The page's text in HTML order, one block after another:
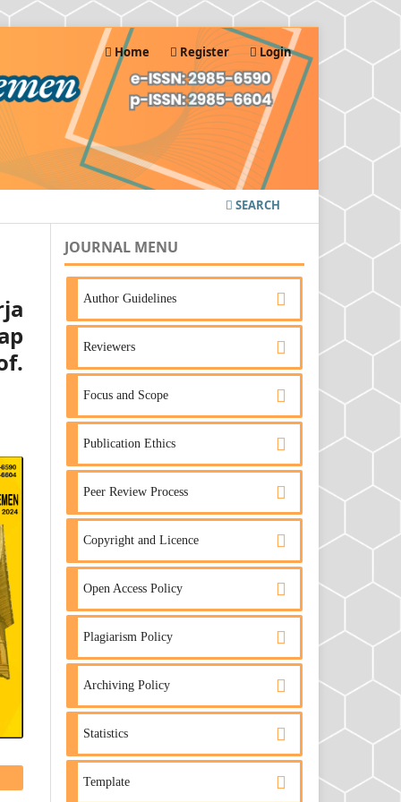
SEARCH
Home Register Login
JOURNAL MENU
Author Guidelines
Reviewers
Focus and Scope
Publication Ethics
Peer Review Process
Copyright and Licence
Open Access Policy
Plagiarism Policy
Archiving Policy
Statistics
Template